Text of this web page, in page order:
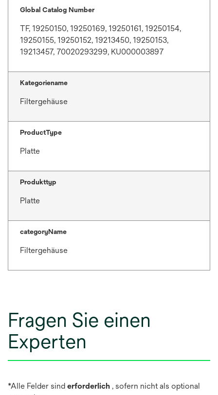
Global Catalog Number
TF, 19250150, 19250169, 19250161, 19250154,
19250155, 19250152, 19213450, 19250153,
19213457, 70020293299, KU000003897
Kategoriename
Filtergehäuse
ProductType
Platte
Produkttyp
Platte
categoryName
Filtergehäuse
Fragen Sie einen
Experten
*Alle Felder sind erforderlich , sofern nicht als optional